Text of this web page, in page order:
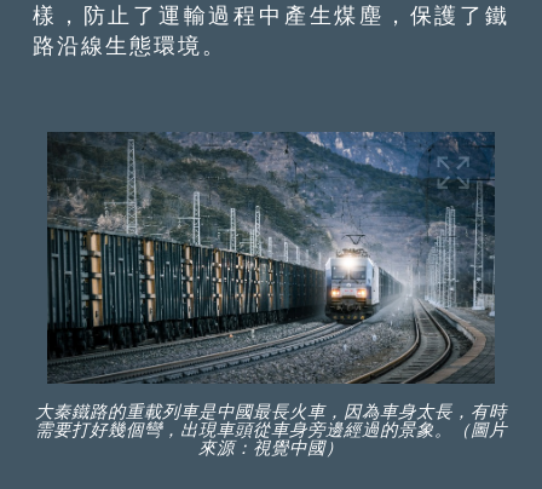
樣，防止了運輸過程中產生煤塵，保護了鐵
路沿線生態環境。
大秦鐵路的重載列車是中國最長火車，因為車身太長，有時
需要打好幾個彎，出現車頭從車身旁邊經過的景象。（圖片
來源：視覺中國）